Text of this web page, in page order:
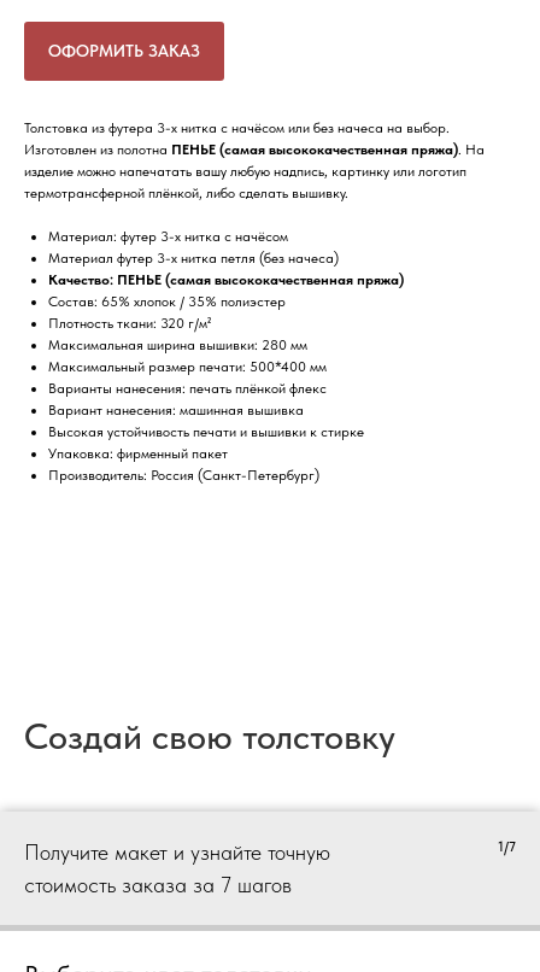
ОФОРМИТЬ ЗАКАЗ
Толстовка из футера 3-х нитка с начёсом или без начеса на выбор.
Изготовлен из полотна ПЕНЬЕ (самая высококачественная пряжа). На
изделие можно напечатать вашу любую надпись, картинку или логотип
термотрансферной плёнкой, либо сделать вышивку.
Материал: футер 3-х нитка с начёсом
Материал футер 3-х нитка петля (без начеса)
Качество: ПЕНЬЕ (самая высококачественная пряжа)
Состав: 65% хлопок / 35% полиэстер
Плотность ткани: 320 г/м²
Максимальная ширина вышивки: 280 мм
Максимальный размер печати: 500*400 мм
Варианты нанесения: печать плёнкой флекс
Вариант нанесения: машинная вышивка
Высокая устойчивость печати и вышивки к стирке
Упаковка: фирменный пакет
Производитель: Россия (Санкт-Петербург)
Создай свою толстовку
Получите макет и узнайте точную
стоимость заказа за 7 шагов
1/7